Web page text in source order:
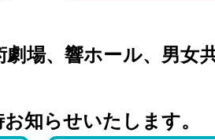
場、響ホール、男女
知らせいたします。